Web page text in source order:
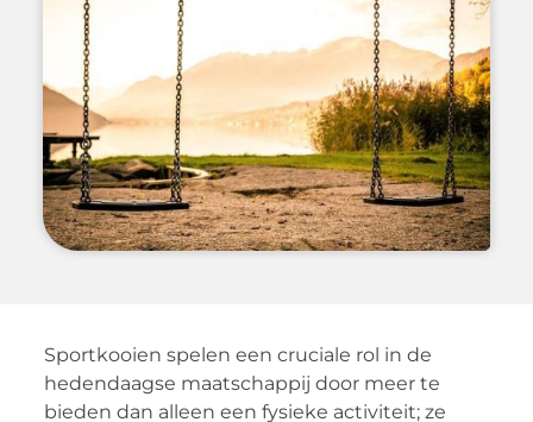
Sportkooien spelen een cruciale rol in de
hedendaagse maatschappij door meer te
bieden dan alleen een fysieke activiteit; ze